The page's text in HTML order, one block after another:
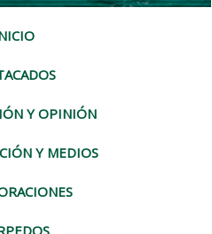
Y OPINIÓN
Y MEDIOS